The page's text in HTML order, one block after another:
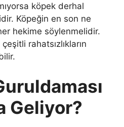
köpek derhal
Köpeğin en son ne
hekime söylenmelidir.
rahatsızlıkların
Geliyor?